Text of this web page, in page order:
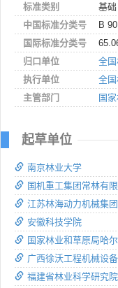
标准类别
基础
中国标准分类号
B 90
国际标准分类号
归口单位
全
执行单位
全
主管部门
国
起草单位
南京林业大学
国机重工集团常林有
江苏林海动力机械集
安徽科技学院
国家林业和草原局哈
广西徐沃工程机械设
福建省林业科学研究院